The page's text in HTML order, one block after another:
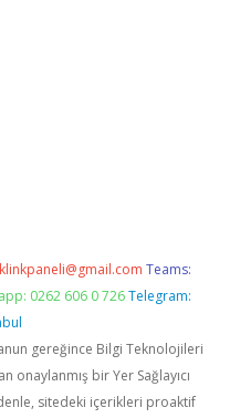
Teams:
0262 606 0 726 Telegram:
gereğince Bilgi Teknolojileri
onaylanmış bir Yer Sağlayıcı
sitedeki içerikleri proaktif